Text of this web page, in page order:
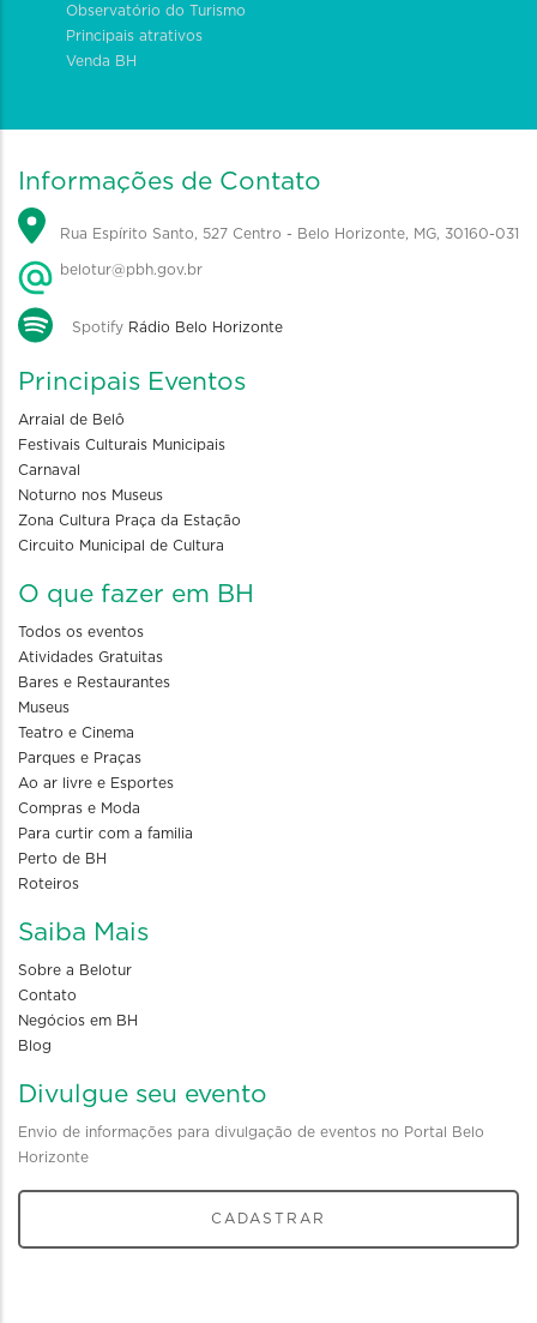
Observatório do Turismo
Principais atrativos
Venda BH
Informações de Contato
Rua Espírito Santo, 527 Centro - Belo Horizonte, MG, 30160-031
belotur@pbh.gov.br
Spotify Rádio Belo Horizonte
Principais Eventos
Arraial de Belô
Festivais Culturais Municipais
Carnaval
Noturno nos Museus
Zona Cultura Praça da Estação
Circuito Municipal de Cultura
O que fazer em BH
Todos os eventos
Atividades Gratuitas
Bares e Restaurantes
Museus
Teatro e Cinema
Parques e Praças
Ao ar livre e Esportes
Compras e Moda
Para curtir com a familia
Perto de BH
Roteiros
Saiba Mais
Sobre a Belotur
Contato
Negócios em BH
Blog
Divulgue seu evento
Envio de informações para divulgação de eventos no Portal Belo
Horizonte
CADASTRAR